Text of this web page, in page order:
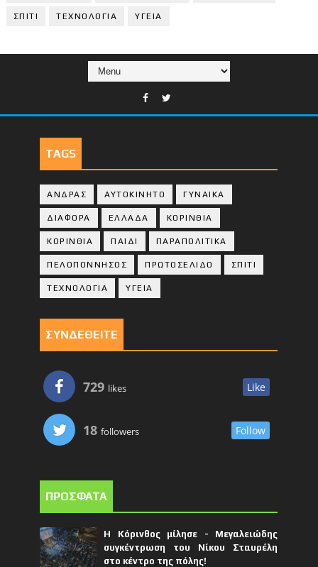
ΣΠΙΤΙ ΤΕΧΝΟΛΟΓΙΑ ΥΓΕΙΑ
TAGS
ΑΝΔΡΑΣ ΑΥΤΟΚΙΝΗΤΟ ΓΥΝΑΙΚΑ
ΔΙΑΦΟΡΑ ΕΛΛΑΔΑ ΚΟΡΙΝΘΙΑ
ΚΟΡΙΝΘΙA ΠΑΙΔΙ ΠΑΡΑΠΟΛΙΤΙΚΑ
ΠΕΛΟΠΟΝΝΗΣΟΣ ΠΡΩΤΟΣΕΛΙΔΟ ΣΠΙΤΙ
ΤΕΧΝΟΛΟΓΙΑ ΥΓΕΙΑ
ΣΥΝΔΕΘΕΙΤΕ
729 likes Like
18 followers Follow
ΠΡΟΣΦΑΤΑ
Η Κόρινθος μίλησε - Μεγαλειώδης
συγκέντρωση του Νίκου Σταυρέλη
στο κέντρο της πόλης!